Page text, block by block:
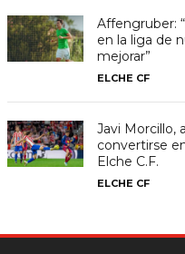
Affengruber:
en la liga de
mejorar”
ELCHE CF
Javi Morcillo,
convertirse
Elche C.F.
ELCHE CF